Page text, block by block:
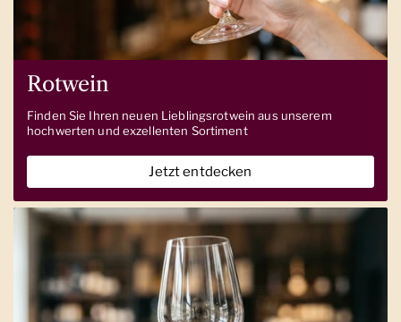
Rotwein
Finden Sie Ihren neuen Lieblingsrotwein aus unserem
hochwerten und exzellenten Sortiment
Jetzt entdecken